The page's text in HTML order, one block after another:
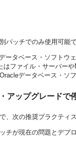
パッチでのみ使用可
ータベース・ソフト
ファイル・サーバー
データベース・ソ
アップグレード
、次の推奨プラクティ
チが現在の問題とデプ